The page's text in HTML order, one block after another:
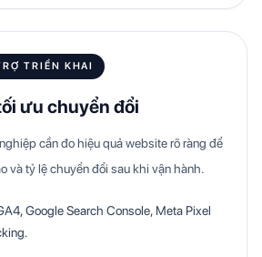
TRIỂN KHAI
ưu chuyển đổi
cần đo hiệu quả website rõ ràng để
và tỷ lệ chuyển đổi sau khi vận hành.
Google Search Console, Meta Pixel